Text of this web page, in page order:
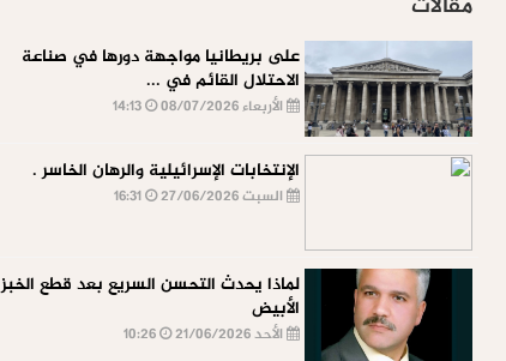
مقالات
على بريطانيا مواجهة دورها في صناعة
الاحتلال القائم في ...
الأربعاء 08/07/2026
الإنتخابات الإسرائيلية والرهان الخاسر .
السبت 27/06/2026
لماذا يحدث التحسن السريع بعد قطع الخبز
الأبيض
الأحد 21/06/2026